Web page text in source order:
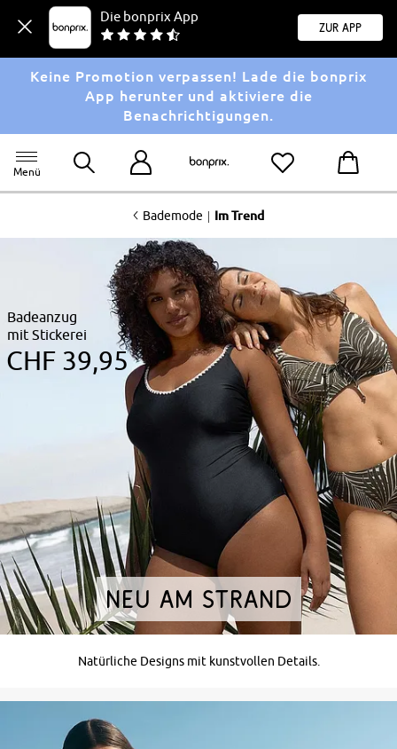
Die bonprix App
Zur App
Keine Promotion verpassen! Lade die bonprix
App herunter und aktiviere die
Benachrichtigungen.
Menü
<Bademode | Im Trend
Badeanzug
mit Stickerei
CHF 39,95
NEU AM STRAND
Natürliche Designs mit kunstvollen Details.